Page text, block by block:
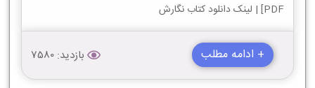
PDF] | لینک دانلود کتاب نگارش
+ ادامه مطلب بازدید: 7580